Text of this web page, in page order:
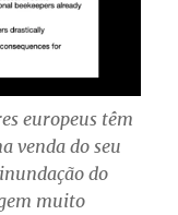
europeus têm
venda do seu
do
muito